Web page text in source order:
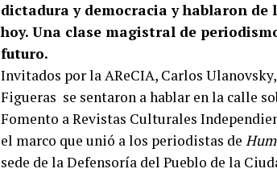
dictadura y democracia y hablaron
hoy. Una clase magistral de
futuro.
Invitados por la AReCIA, Carlos
Figueras se sentaron a hablar en la calle
Fomento a Revistas Culturales
el marco que unió a los periodistas de
sede de la Defensoría del Pueblo de la